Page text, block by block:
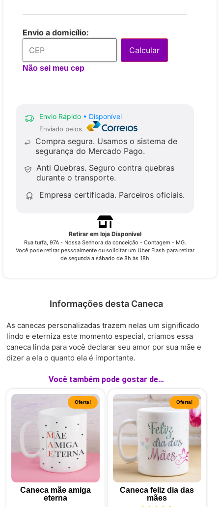
Envio a domicílio:
Calcular
Não sei meu cep
Envio Rápido • Disponível
Enviado pelos
Compra segura. Usamos o sistema de
segurança do Mercado Pago.
Anti Quebras. Seguro contra quebras
durante o transporte.
Empresa certificada. Parceiros oficiais.
Retirar em loja Disponível
Rua turfa, 97A - Nossa Senhora da conceição - Contagem - MG.
Você pode retirar pessoalmente ou solicitar um Uber Flash para retirar
de segunda a sábado de 8h às 18h
Informações desta Caneca
As canecas personalizadas trazem nelas um significado
lindo e eterniza este momento especial, criamos essa
caneca linda para você declarar seu amor por sua mãe e
dizer a ela o quanto ela é importante.
Você também pode gostar de…
Oferta!
Caneca mãe amiga
eterna
Oferta!
Caneca feliz dia das
mães